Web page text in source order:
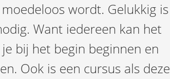
wordt. Gelukkig is
Want iedereen kan het
bij het begin beginnen en
Ook is een cursus als deze